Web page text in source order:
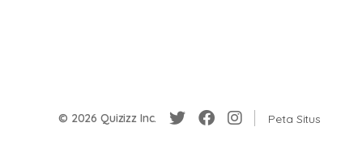
© 2026 Quizizz Inc. Peta Situs